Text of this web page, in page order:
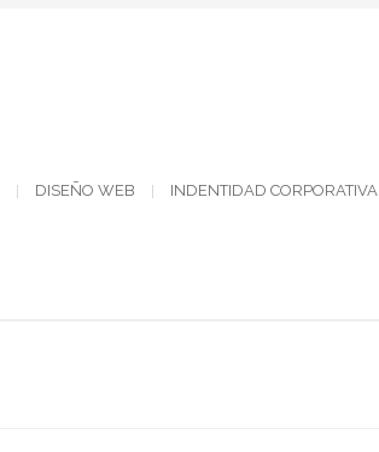
DISEÑO WEB INDENTIDAD CORPORATIVA